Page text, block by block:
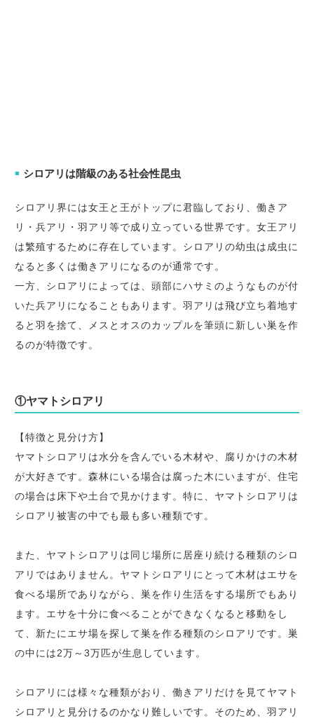
■ シロアリは階級のある社会性昆虫
シロアリ界には女王と王がトップに君臨しており、働きア
リ・兵アリ・羽アリ等で成り立っている世界です。女王アリ
は繁殖するために存在しています。シロアリの幼虫は成虫に
なると多くは働きアリになるのが通常です。
一方、シロアリによっては、頭部にハサミのようなものが付
いた兵アリになることもあります。羽アリは飛び立ち着地す
ると羽を捨て、メスとオスのカップルを筆頭に新しい巣を作
るのが特徴です。
①ヤマトシロアリ
【特徴と見分け方】
ヤマトシロアリは水分を含んでいる木材や、腐りかけの木材
が大好きです。森林にいる場合は腐った木にいますが、住宅
の場合は床下や土台で見かけます。特に、ヤマトシロアリは
シロアリ被害の中でも最も多い種類です。
また、ヤマトシロアリは同じ場所に居座り続ける種類のシロ
アリではありません。ヤマトシロアリにとって木材はエサを
食べる場所でありながら、巣を作り生活をする場所でもあり
ます。エサを十分に食べることができなくなると移動をし
て、新たにエサ場を探して巣を作る種類のシロアリです。巣
の中には2万～3万匹が生息しています。
シロアリには様々な種類がおり、働きアリだけを見てヤマト
シロアリと見分けるのかなり難しいです。そのため、羽アリ